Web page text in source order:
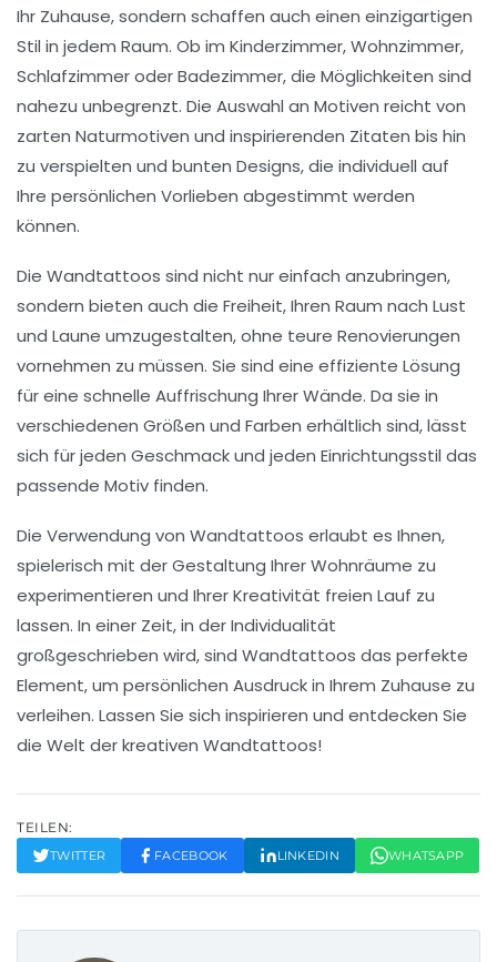
Ihr Zuhause, sondern schaffen auch einen einzigartigen
Stil in jedem Raum. Ob im Kinderzimmer, Wohnzimmer,
Schlafzimmer oder Badezimmer, die Möglichkeiten sind
nahezu unbegrenzt. Die Auswahl an Motiven reicht von
zarten Naturmotiven und inspirierenden Zitaten bis hin
zu verspielten und bunten Designs, die individuell auf
Ihre persönlichen Vorlieben abgestimmt werden
können.
Die Wandtattoos sind nicht nur einfach anzubringen,
sondern bieten auch die Freiheit, Ihren Raum nach Lust
und Laune umzugestalten, ohne teure Renovierungen
vornehmen zu müssen. Sie sind eine effiziente Lösung
für eine schnelle Auffrischung Ihrer Wände. Da sie in
verschiedenen Größen und Farben erhältlich sind, lässt
sich für jeden Geschmack und jeden Einrichtungsstil das
passende Motiv finden.
Die Verwendung von Wandtattoos erlaubt es Ihnen,
spielerisch mit derGestaltung Ihrer Wohnräume zu
experimentieren und Ihrer Kreativität freien Lauf zu
lassen. In einer Zeit, in der Individualität
großgeschrieben wird, sind Wandtattoos das perfekte
Element, um persönlichen Ausdruck in Ihrem Zuhause zu
verleihen. Lassen Sie sich inspirieren und entdecken Sie
die Welt der kreativen Wandtattoos!
TEILEN:
TWITTER FACEBOOK LINKEDIN WHATSAPP